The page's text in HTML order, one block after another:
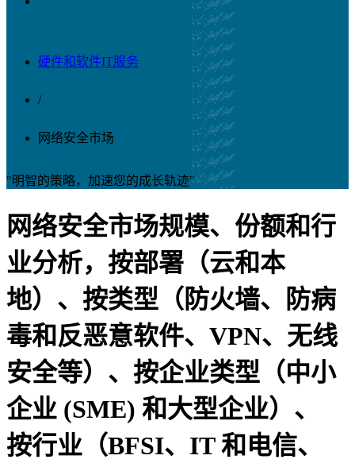
硬件和软件IT服务
/
网络安全市场
"明智的策略，加速您的成长轨迹"
网络安全市场规模、份额和行
业分析，按部署（云和本
地）、按类型（防火墙、防病
毒和反恶意软件、VPN、无线
安全等）、按企业类型（中小
企业 (SME) 和大型企业）、
按行业（BFSI、IT 和电信、